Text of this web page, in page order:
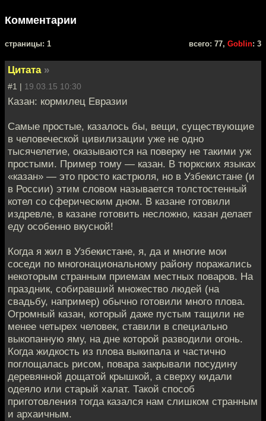
Комментарии
cтраницы: 1 всего: 77, Goblin: 3
Цитата »
#1 | 19.03.15 10:30
Казан: кормилец Евразии
Самые простые, казалось бы, вещи, существующие
в человеческой цивилизации уже не одно
тысячелетие, оказываются на поверку не такими уж
простыми. Пример тому — казан. В тюркских языках
«казан» — это просто кастрюля, но в Узбекистане (и
в России) этим словом называется толстостенный
котел со сферическим дном. В казане готовили
издревле, в казане готовить несложно, казан делает
еду особенно вкусной!
Когда я жил в Узбекистане, я, да и многие мои
соседи по многонациональному району поражались
некоторым странным приемам местных поваров. На
праздник, собиравший множество людей (на
свадьбу, например) обычно готовили много плова.
Огромный казан, который даже пустым тащили не
менее четырех человек, ставили в специально
выкопанную яму, на дне которой разводили огонь.
Когда жидкость из плова выкипала и частично
поглощалась рисом, повара закрывали посудину
деревянной дощатой крышкой, а сверху кидали
одеяло или старый халат. Такой способ
приготовления тогда казался нам слишком странным
и архаичным.